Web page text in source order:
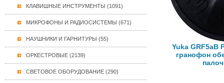
КЛАВИШНЫЕ ИНСТРУМЕНТЫ (1091)
МИКРОФОНЫ И РАДИОСИСТЕМЫ (671)
НАУШНИКИ И ГАРНИТУРЫ (55)
ОРКЕСТРОВЫЕ (2139)
СВЕТОВОЕ ОБОРУДОВАНИЕ (290)
Yuka GRF5aB
гранофон